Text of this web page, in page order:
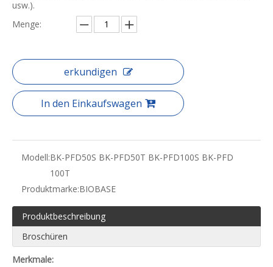
usw.).
Menge:
erkundigen
In den Einkaufswagen
Modell:BK-PFD50S BK-PFD50T BK-PFD100S BK-PFD
100T
Produktmarke:BIOBASE
Produktbeschreibung
Broschüren
Merkmale: